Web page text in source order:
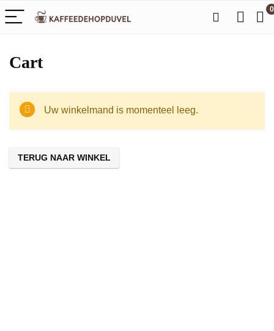
0
Cart
Uw winkelmand is momenteel leeg.
TERUG NAAR WINKEL